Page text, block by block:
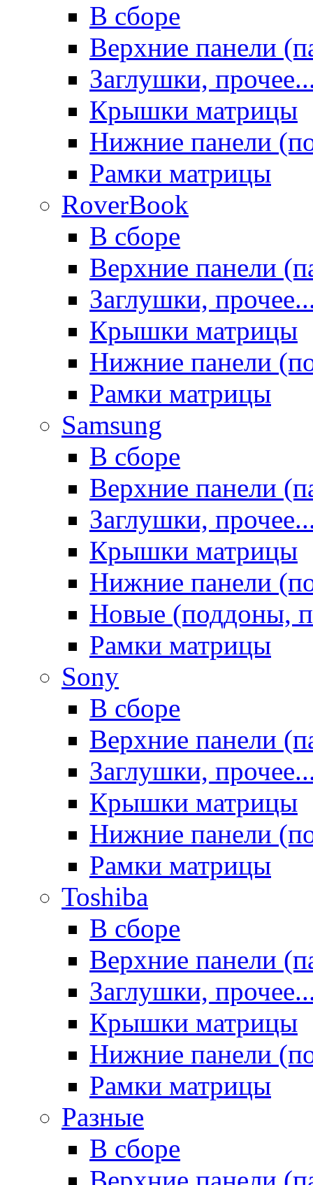
В сборе
Верхние панели
Заглушки,
Крышки матрицы
Нижние панели
Рамки матрицы
RoverBook
В сборе
Верхние панели
Заглушки,
Крышки матрицы
Нижние панели
Рамки матрицы
Samsung
В сборе
Верхние панели
Заглушки,
Крышки матрицы
Нижние панели
Новые (поддоны,
Рамки матрицы
Sony
В сборе
Верхние панели
Заглушки,
Крышки матрицы
Нижние панели
Рамки матрицы
Toshiba
В сборе
Верхние панели
Заглушки,
Крышки матрицы
Нижние панели
Рамки матрицы
Разные
В сборе